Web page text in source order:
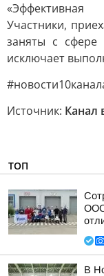
Участники,
заняты с сфере
исключает
Источник: Канал
ТОП
ООО
В